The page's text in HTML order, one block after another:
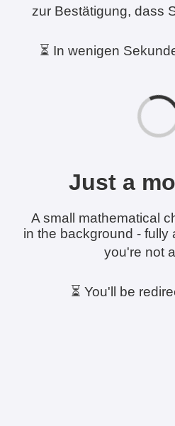
zur Bestätigung, dass
⏳ In wenigen
Just a
A small mathematical
in the background - fully
you're not a
⏳ You'll be